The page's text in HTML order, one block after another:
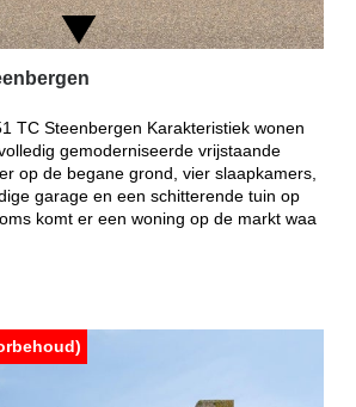
TC Steenbergen Karakteristiek wonen
gemoderniseerde vrijstaande
op de begane grond, vier slaapkamers,
garage en een schitterende tuin op
komt er een woning op de markt waa